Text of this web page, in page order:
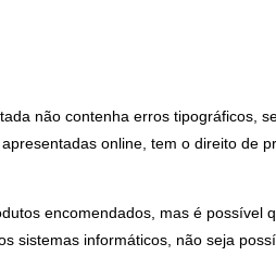
não contenha erros tipográficos,
online, tem o direito de
encomendados, mas é
sistemas informáticos, não seja